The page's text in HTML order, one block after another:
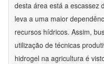
desta área está a escassez
leva a uma maior
recursos hídricos. Assim,
utilização de técnicas
hidrogel na agricultura é